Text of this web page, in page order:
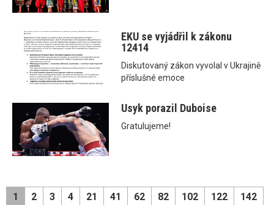
EKU se vyjádřil k zákonu
12414
Diskutovaný zákon vyvolal v Ukrajině
příslušné emoce
Usyk porazil Duboise
Gratulujeme!
1 2 3 4 21 41 62 82 102 122
142